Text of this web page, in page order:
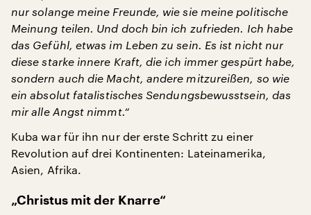
nur solange meine Freunde, wie sie meine politische
Meinung teilen. Und doch bin ich zufrieden. Ich habe
das Gefühl, etwas im Leben zu sein. Es ist nicht nur
diese starke innere Kraft, die ich immer gespürt habe,
sondern auch die Macht, andere mitzureißen, so wie
ein absolut fatalistisches Sendungsbewusstsein, das
mir alle Angst nimmt.“
Kuba war für ihn nur der erste Schritt zu einer
Revolution auf drei Kontinenten: Lateinamerika,
Asien, Afrika.
„Christus mit der Knarre“